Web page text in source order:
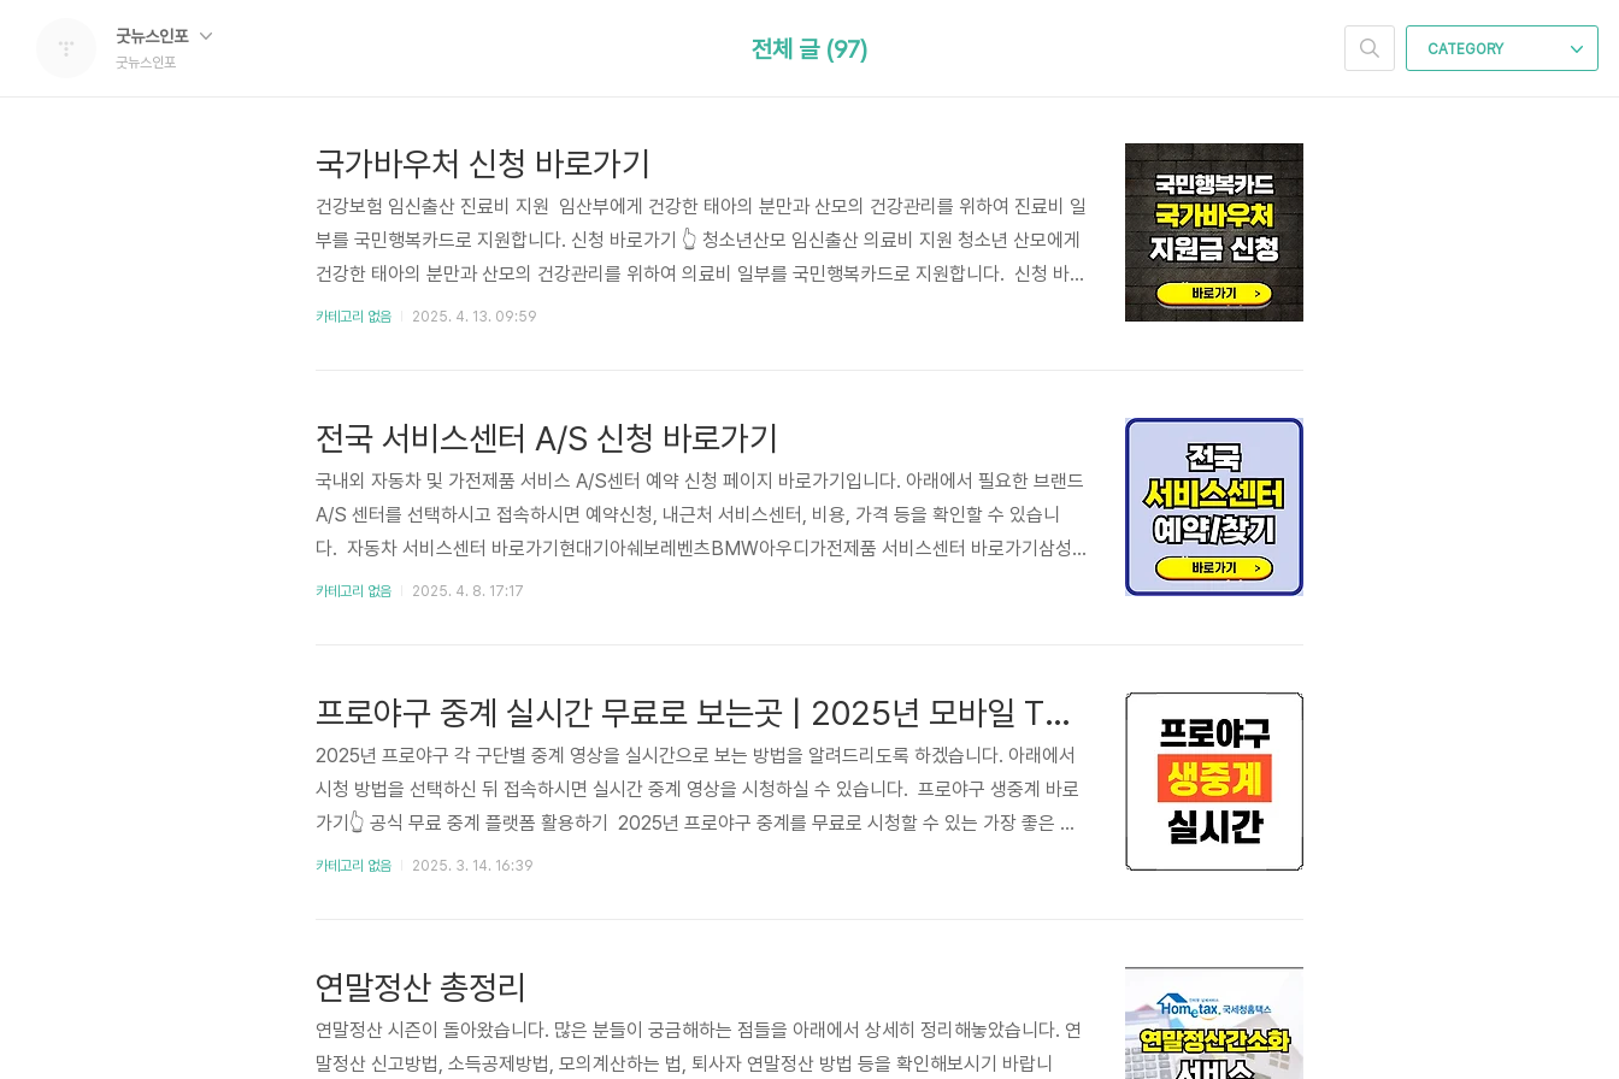
굿뉴스인포
굿뉴스인포
CATEGORY
전체 글 (97)
국가바우처 신청 바로가기
건강보험 임신출산 진료비 지원 임산부에게 건강한 태아의 분만과 산모의 건강관리를 위하여 진료비 일
부를 국민행복카드로 지원합니다. 신청 바로가기 👆️ 청소년산모 임신출산 의료비 지원 청소년 산모에게
건강한 태아의 분만과 산모의 건강관리를 위하여 의료비 일부를 국민행복카드로 지원합니다. 신청 바로
가기 👆️ 기저귀 조제분유 지원 영아가 있는 저소득층 가정에게 건강한 아기의 양육을 지원하고자 기저귀
카테고리 없음 2025. 4. 13. 09:59
전국 서비스센터 A/S 신청 바로가기
국내외 자동차 및 가전제품 서비스 A/S센터 예약 신청 페이지 바로가기입니다. 아래에서 필요한 브랜드
A/S 센터를 선택하시고 접속하시면 예약신청, 내근처 서비스센터, 비용, 가격 등을 확인할 수 있습니
다. 자동차 서비스센터 바로가기현대기아쉐보레벤츠BMW아우디가전제품 서비스센터 바로가기삼성전
자LG전자애플린나이쿠쿠쿠첸다이슨코웨이
카테고리 없음 2025. 4. 8. 17:17
프로야구 중계 실시간 무료로 보는곳 | 2025년 모바일 TV KBO 영상 라이브 보기
2025년 프로야구 각 구단별 중계 영상을 실시간으로 보는 방법을 알려드리도록 하겠습니다. 아래에서
시청 방법을 선택하신 뒤 접속하시면 실시간 중계 영상을 시청하실 수 있습니다. 프로야구 생중계 바로
가기👆️ 공식 무료 중계 플랫폼 활용하기 2025년 프로야구 중계를 무료로 시청할 수 있는 가장 좋은 방
법은 공식 무료 중계 플랫폼을 활용하는 것입니다. KBO 리그는 팬들의 접근성을 높이기 위해 여러 채널
카테고리 없음 2025. 3. 14. 16:39
연말정산 총정리
연말정산 시즌이 돌아왔습니다. 많은 분들이 궁금해하는 점들을 아래에서 상세히 정리해놓았습니다. 연
말정산 신고방법, 소득공제방법, 모의계산하는 법, 퇴사자 연말정산 방법 등을 확인해보시기 바랍니